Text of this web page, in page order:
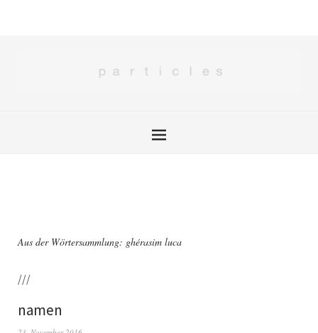
Aus der Wörtersammlung: ghérasim luca
///
namen